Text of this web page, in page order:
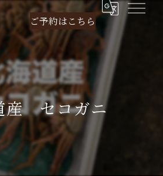
ご予約はこちら
産 セコガニ